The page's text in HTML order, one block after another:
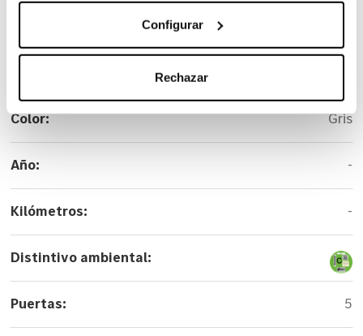
Configurar
Rechazar250 d Avantgarde Largo
Color: Gris
Año: -
Kilómetros: -
Distintivo ambiental:
Puertas: 5